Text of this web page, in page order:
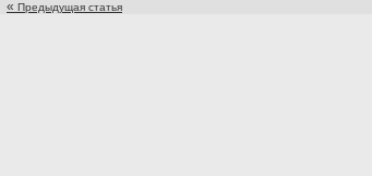
« Предыдущая статья